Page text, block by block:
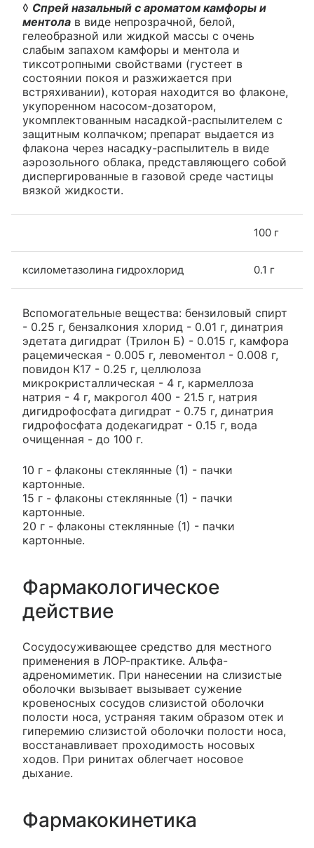
◊ Спрей назальный с ароматом камфоры и
ментола в виде непрозрачной, белой,
гелеобразной или жидкой массы с очень
слабым запахом камфоры и ментола и
тиксотропными свойствами (густеет в
состоянии покоя и разжижается при
встряхивании), которая находится во флаконе,
укупоренном насосом-дозатором,
укомплектованным насадкой-распылителем с
защитным колпачком; препарат выдается из
флакона через насадку-распылитель в виде
аэрозольного облака, представляющего собой
диспергированные в газовой среде частицы
вязкой жидкости.
100 г
ксилометазолина гидрохлорид 0.1 г
Вспомогательные вещества: бензиловый спирт
- 0.25 г, бензалкония хлорид - 0.01 г, динатрия
эдетата дигидрат (Трилон Б) - 0.015 г, камфора
рацемическая - 0.005 г, левоментол - 0.008 г,
повидон К17 - 0.25 г, целлюлоза
микрокристаллическая - 4 г, кармеллоза
натрия - 4 г, макрогол 400 - 21.5 г, натрия
дигидрофосфата дигидрат - 0.75 г, динатрия
гидрофосфата додекагидрат - 0.15 г, вода
очищенная - до 100 г.
10 г - флаконы стеклянные (1) - пачки
картонные.
15 г - флаконы стеклянные (1) - пачки
картонные.
20 г - флаконы стеклянные (1) - пачки
картонные.
Фармакологическое
действие
Сосудосуживающее средство для местного
применения в ЛОР-практике. Альфа-
адреномиметик. При нанесении на слизистые
оболочки вызывает вызывает сужение
кровеносных сосудов слизистой оболочки
полости носа, устраняя таким образом отек и
гиперемию слизистой оболочки полости носа,
восстанавливает проходимость носовых
ходов. При ринитах облегчает носовое
дыхание.
Фармакокинетика